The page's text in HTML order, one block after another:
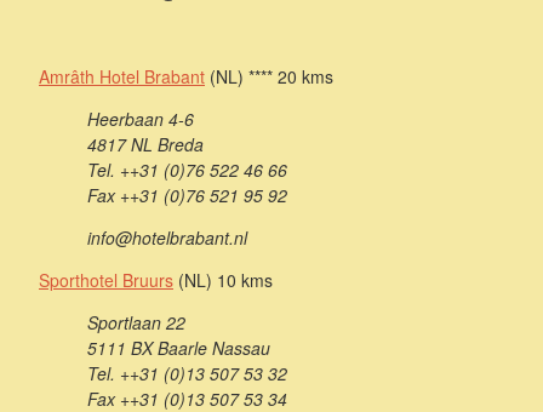
Amrâth Hotel Brabant (NL) **** 20 kms
Heerbaan 4-6
4817 NL Breda
Tel. ++31 (0)76 522 46 66
Fax ++31 (0)76 521 95 92
info@hotelbrabant.nl
Sporthotel Bruurs (NL) 10 kms
Sportlaan 22
5111 BX Baarle Nassau
Tel. ++31 (0)13 507 53 32
Fax ++31 (0)13 507 53 34